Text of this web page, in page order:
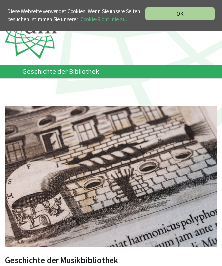
OK
Diese Webseite verwendet Cookies. Wenn Sie unsere Seiten
besuchen, stimmen Sie unserer Cookie-Richtlinie zu.
Geschichte der Bibliothek
Geschichte der Musikbibliothek